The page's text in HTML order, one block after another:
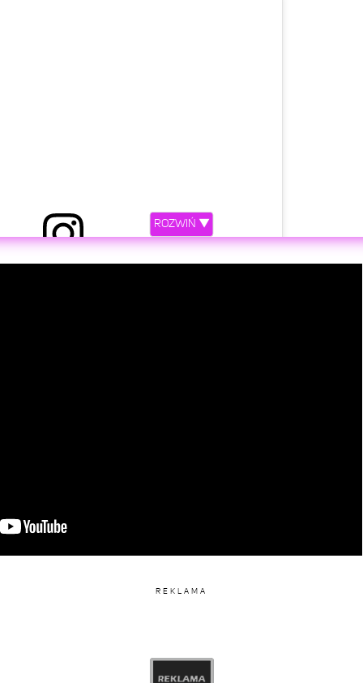
przez Miley Cyrus (@mileycyrus)
przez Miley Cyrus (@mileycyrus)
ROZWIŃ ▼
REKLAMA